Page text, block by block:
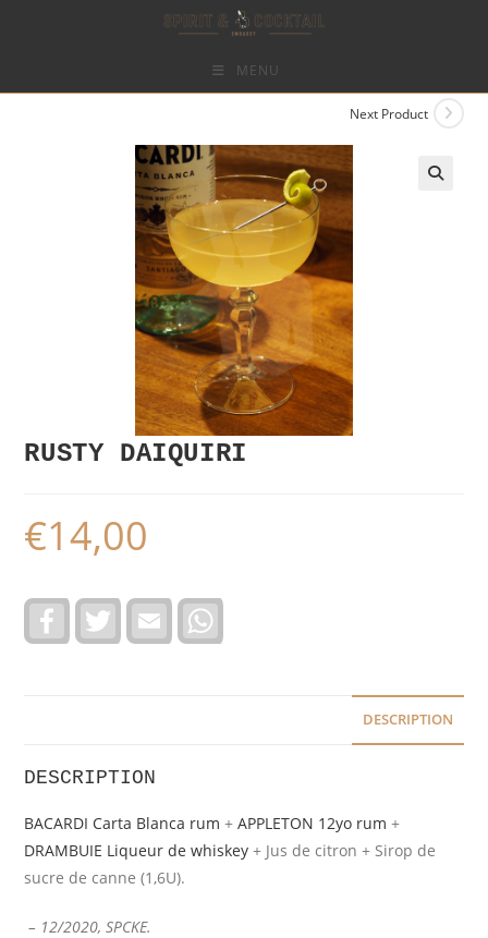
MENU
Next Product
RUSTY DAIQUIRI
€14,00
c
T
i
E
a
a
DESCRIPTION
DESCRIPTION
BACARDI Carta Blanca rum +APPLETON 12yo rum +
DRAMBUIE Liqueur de whiskey + Jus de citron + Sirop de
sucre de canne (1,6U).
– 12/2020, SPCKE.